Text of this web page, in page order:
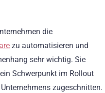
die
zu automatisieren und
sehr wichtig. Sie
Schwerpunkt im Rollout
zugeschnitten.